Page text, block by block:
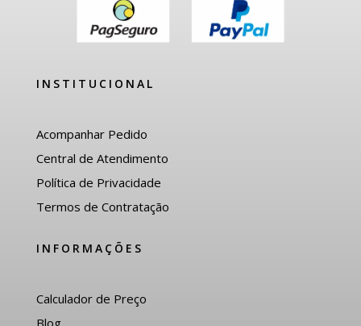
INSTITUCIONAL
Acompanhar Pedido
Central de Atendimento
Política de Privacidade
Termos de Contratação
INFORMAÇÕES
Calculador de Preço